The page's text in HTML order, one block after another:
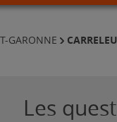
GARONNE
Les